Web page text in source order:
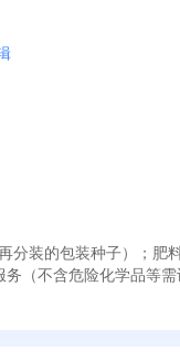
装的包装种子）；肥
（不含危险化学品等